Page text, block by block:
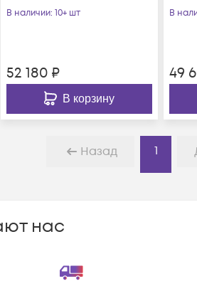
IPS FHD (1920x1080)
В наличии: 10+ шт
52 180₽
В корзину
FHD
В
49
Назад 1
нас